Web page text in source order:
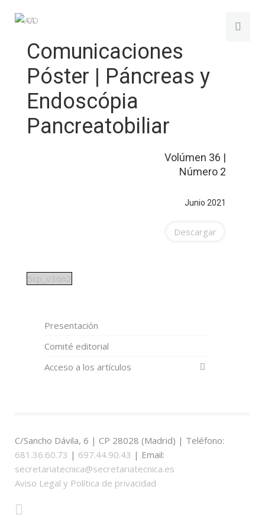
Comunicaciones
Póster | Páncreas y
Endoscópia
Pancreatobiliar
Volúmen 36 |
Número 2
Junio 2021
Descargar
5cp_v36n2
Presentación
Comité editorial
Acceso a los artículos
C/Sancho Dávila, 6 | CP 28028 (Madrid) | Teléfono:
681.36.60.73 | 697.44.90.43 | Email:
secretariatecnica@secretariatecnica.es
Aviso Legal y Política de privacidad